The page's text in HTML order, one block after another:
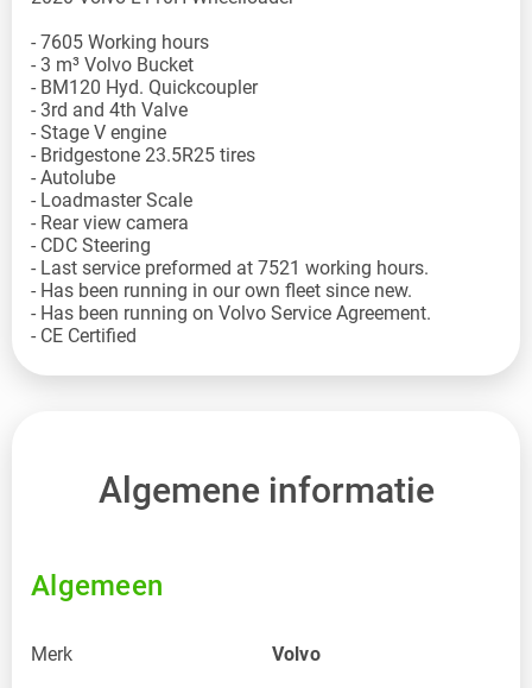
- 7605 Working hours
- 3 m³ Volvo Bucket
- BM120 Hyd. Quickcoupler
- 3rd and 4th Valve
- Stage V engine
- Bridgestone 23.5R25 tires
- Autolube
- Loadmaster Scale
- Rear view camera
- CDC Steering
- Last service preformed at 7521 working hours.
- Has been running in our own fleet since new.
- Has been running on Volvo Service Agreement.
Algemene informatie
Algemeen
Merk Volvo